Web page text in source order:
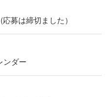
募は締切ました）
ダー